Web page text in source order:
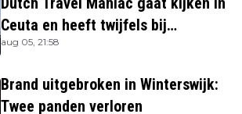
Ceuta en heeft twijfels bij
berichtgeving media
aug 05, 21:58
Brand uitgebroken in Winterswijk:
Twee panden verloren